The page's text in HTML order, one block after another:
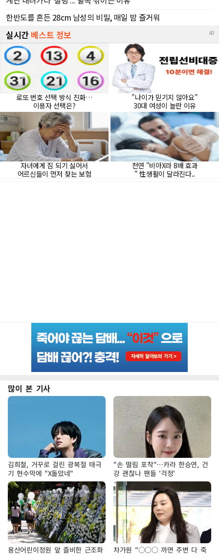
많이 본 기사
김희철, 거꾸로 걸린 광복절 태극
기 현수막에 "X돌았네"
"손 떨림 포착"…카라 한승연, 건
강 괜찮나 팬들 '걱정'
용산어린이정원 앞 즐비한 근조화
차가원 "○○○ 까면 주변 다 죽